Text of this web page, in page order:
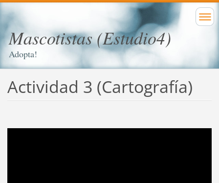
Mascotistas (Estudio4)
Adopta!
Actividad 3 (Cartografía)